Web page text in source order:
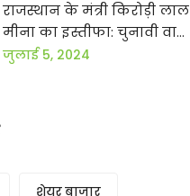
राजस्थान के मंत्री किरोड़ी लाल
मीना का इस्तीफा: चुनावी वादा
निभाने का बड़ा कदम
जुलाई 5, 2024
शेयर बाजार